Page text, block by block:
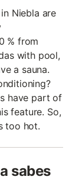
Niebla are
% from
with pool,
a sauna.
have part of
feature. So,
too hot.
sabes